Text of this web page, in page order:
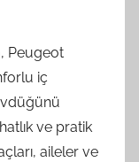
Peugeot
iç
ve pratik
aileler ve